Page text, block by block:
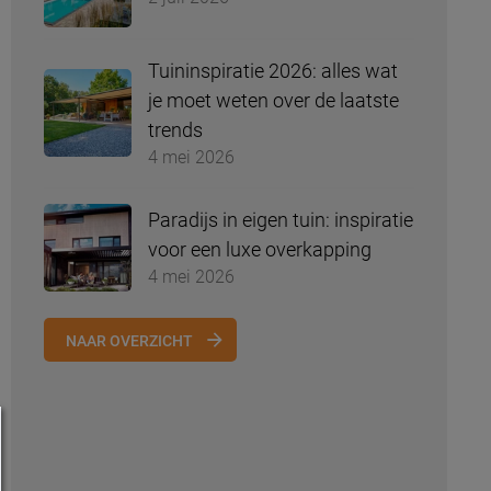
Tuininspiratie 2026: alles wat
je moet weten over de laatste
trends
4 mei 2026
Paradijs in eigen tuin: inspiratie
voor een luxe overkapping
4 mei 2026
NAAR OVERZICHT